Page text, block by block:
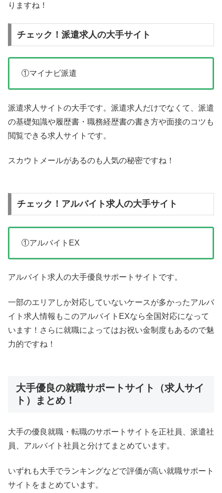
りますね！
チェック！派遣求人の大手サイト
①マイナビ派遣
派遣求人サイトの大手です。派遣求人だけでなくて、派遣
の基礎知識や履歴書・職務経歴書の書き方や面接のコツも
閲覧できる求人サイトです。
スカウトメールがあるのも人気の秘密ですね！
チェック！アルバイト求人の大手サイト
①アルバイトEX
アルバイト求人の大手優良サポートサイトです。
一部のエリアしか対応していないケースが多かったアルバ
イト求人情報もこのアルバイトEXなら全国対応になって
います！さらに就職によってはお祝い金制度もあるので魅
力的ですね！
大手優良の就職サポートサイト（求人サイ
ト）まとめ！
大手の優良就職・転職のサポートサイトを正社員、派遣社
員、アルバイト社員と分けてまとめています。
いずれも大手でランキングなどで評価が高い就職サポート
サイトをまとめています。